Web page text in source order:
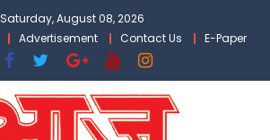
Saturday, August 08, 2026
Advertisement Contact Us E-Paper